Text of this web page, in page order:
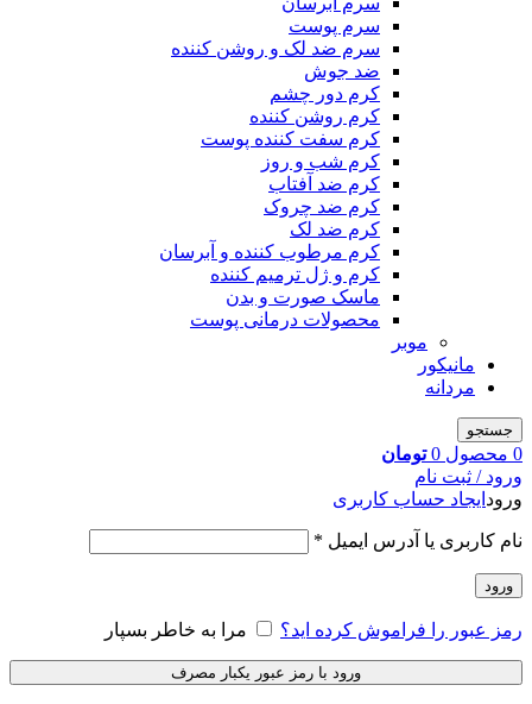
سرم پوست
سرم ضد لک و روشن کننده
ضد جوش
کرم دور چشم
کرم روشن کننده
کرم سفت کننده پوست
کرم شب و روز
کرم ضد آفتاب
کرم ضد چروک
کرم ضد لک
کرم مرطوب کننده و آبرسان
کرم و ژل ترمیم کننده
ماسک صورت و بدن
محصولات درمانی پوست
موبر
مانیکور
مردانه
جستجو
0 محصول 0 تومان
ورود / ثبت نام
ورود ایجاد حساب کاربری
نام کاربری یا آدرس ایمیل *
ورود
رمز عبور را فراموش کرده اید؟ مرا به خاطر بسپار
ورود با رمز عبور یکبار مصرف